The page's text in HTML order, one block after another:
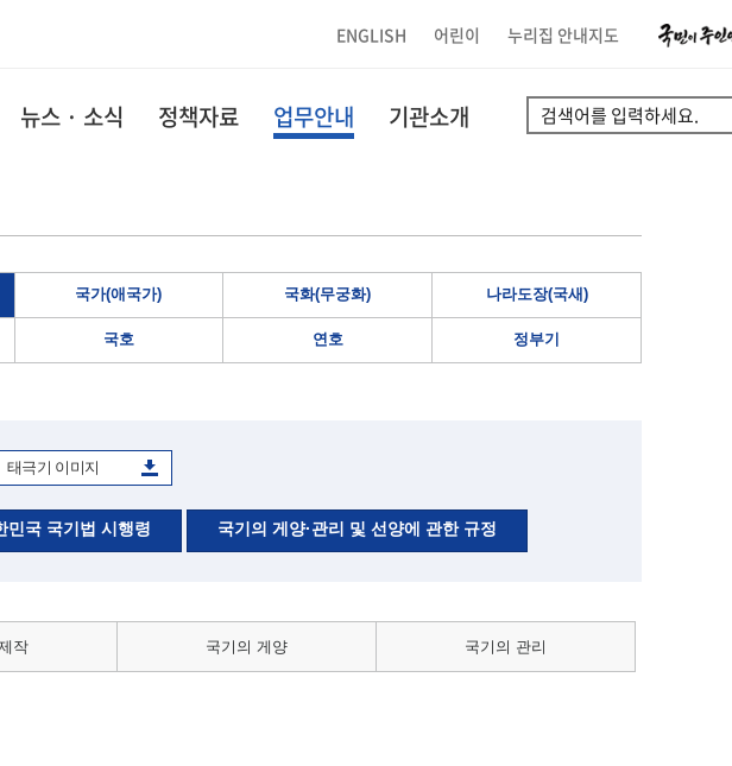
ENGLISH 어린이 누리집 안내지도
뉴스 · 소식 정책자료 업무안내 기관소개
국가(애국가) 국화(무궁화) 나라도장(국새)
국호 연호 정부기
태극기 이미지
민국 국기법 시행령 국기의 게양·관리 및 선양에 관한 규정
작 국기의 게양 국기의 관리